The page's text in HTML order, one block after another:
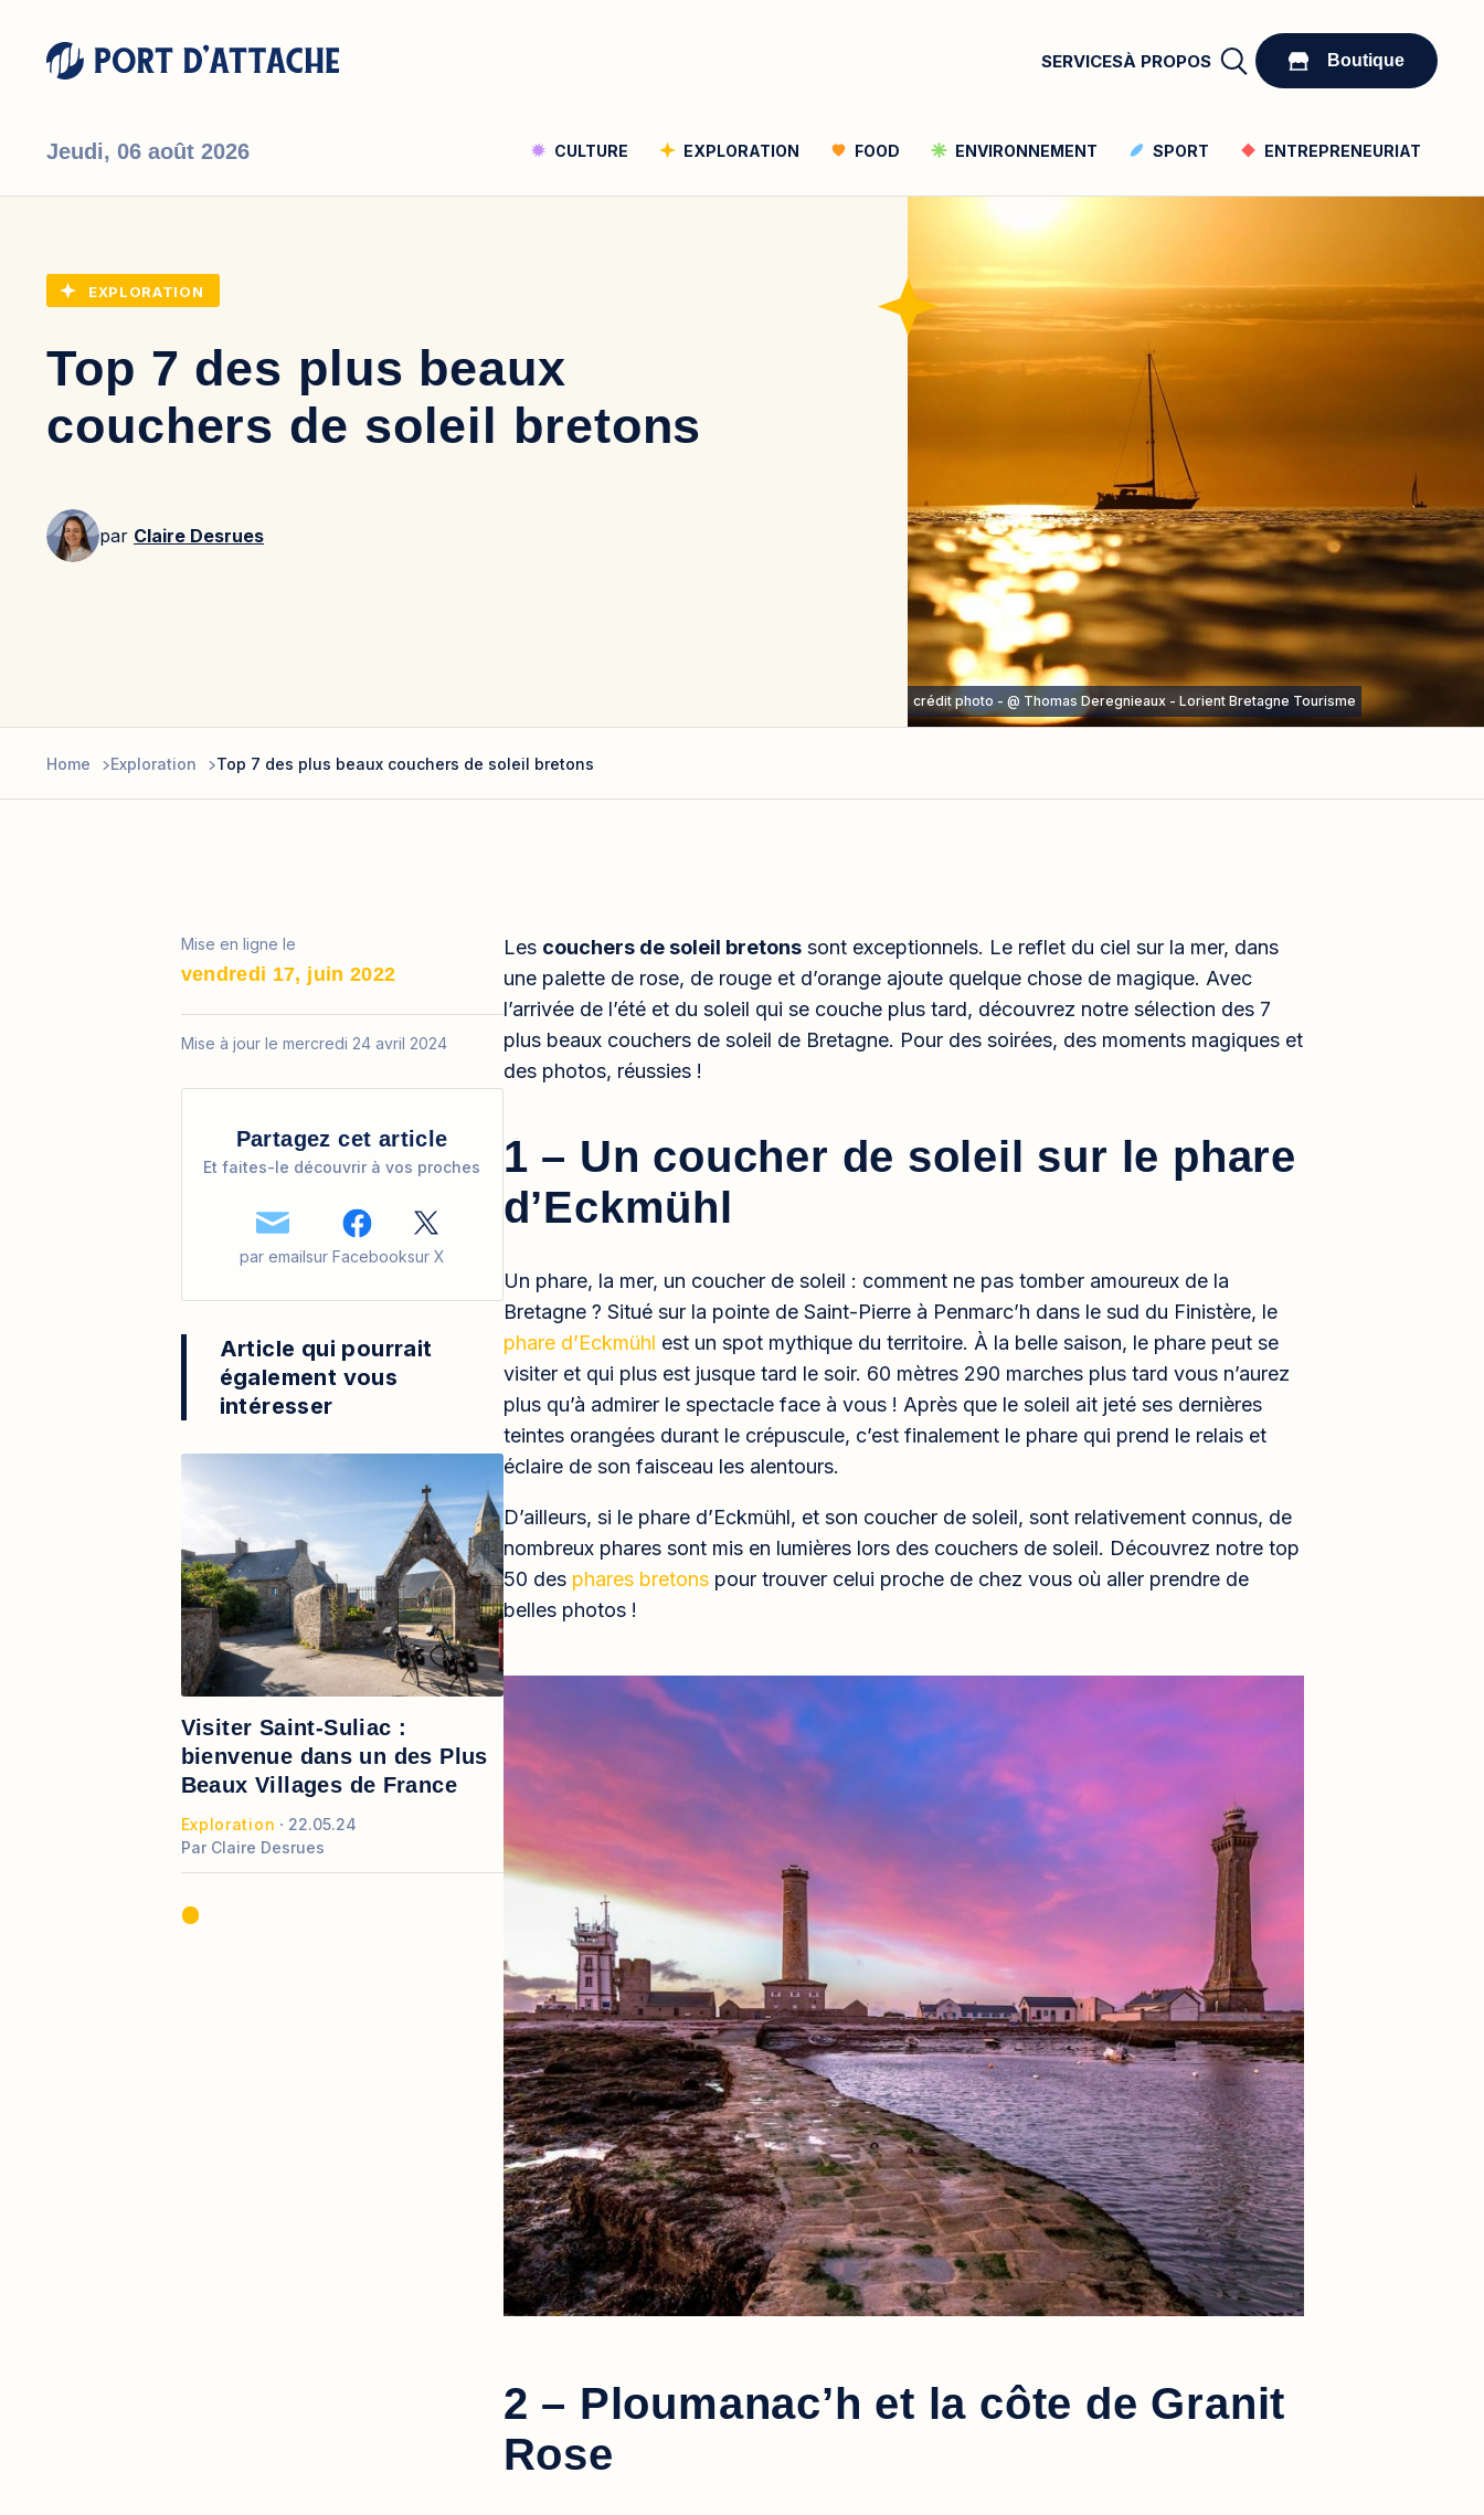
SERVICESÀ PROPOS Boutique
Jeudi, 06 août 2026 CULTURE EXPLORATION FOOD ENVIRONNEMENT SPORT ENTREPRENEURIAT
EXPLORATION
Top 7 des plus beaux
couchers de soleil bretons
par Claire Desrues
crédit photo - @ Thomas Deregnieaux - Lorient Bretagne Tourisme
Home Exploration Top 7 des plus beaux couchers de soleil bretons
Mise en ligne le
vendredi 17, juin 2022
Mise à jour le mercredi 24 avril 2024
Partagez cet article
Et faites-le découvrir à vos proches
par emailsur Facebooksur X
Article qui pourrait
également vous
intéresser
Visiter Saint-Suliac :
bienvenue dans un des Plus
Beaux Villages de France
Exploration
22.05.24
Par Claire Desrues
Les couchers de soleil bretons sont exceptionnels. Le reflet du ciel sur la mer, dans
une palette de rose, de rouge et d’orange ajoute quelque chose de magique. Avec
l’arrivée de l’été et du soleil qui se couche plus tard, découvrez notre sélection des 7
plus beaux couchers de soleil de Bretagne. Pour des soirées, des moments magiques et
des photos, réussies !
1 – Un coucher de soleil sur le phare
d’Eckmühl
Un phare, la mer, un coucher de soleil : comment ne pas tomber amoureux de la
Bretagne ? Situé sur la pointe de Saint-Pierre à Penmarc’h dans le sud du Finistère, le
phare d’Eckmühl est un spot mythique du territoire. À la belle saison, le phare peut se
visiter et qui plus est jusque tard le soir. 60 mètres 290 marches plus tard vous n’aurez
plus qu’à admirer le spectacle face à vous ! Après que le soleil ait jeté ses dernières
teintes orangées durant le crépuscule, c’est finalement le phare qui prend le relais et
éclaire de son faisceau les alentours.
D’ailleurs, si le phare d’Eckmühl, et son coucher de soleil, sont relativement connus, de
nombreux phares sont mis en lumières lors des couchers de soleil. Découvrez notre top
50 des phares bretonspour trouver celui proche de chez vous où aller prendre de
belles photos !
2 – Ploumanac’h et la côte de Granit
Rose